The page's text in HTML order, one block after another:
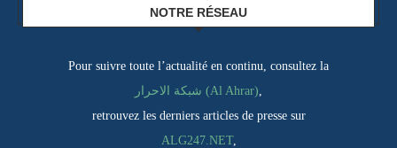
NOTRE RÉSEAU
Pour suivre toute l’actualité en continu, consultez la
شبكة الاحرار (Al Ahrar)
retrouvez les derniers articles de presse sur
ALG247.NET,